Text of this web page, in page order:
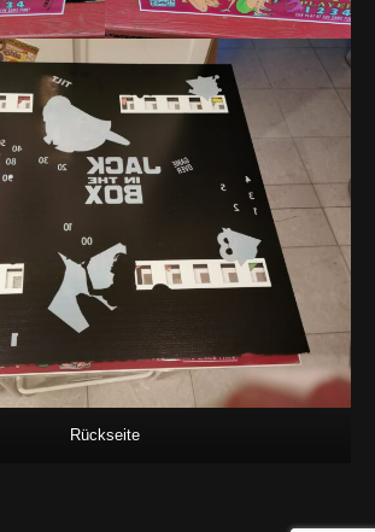
Rückseite